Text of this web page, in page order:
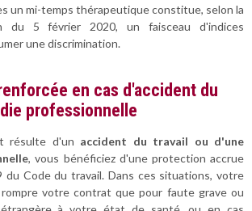
un mi-temps thérapeutique constitue, selon la
du 5 février 2020, un faisceau d'indices
une discrimination.
en cas d'accident du
professionnelle
résulte d'un accident du travail ou d'une
, vous bénéficiez d'une protection accrue
du Code du travail. Dans ces situations, votre
votre contrat que pour faute grave ou